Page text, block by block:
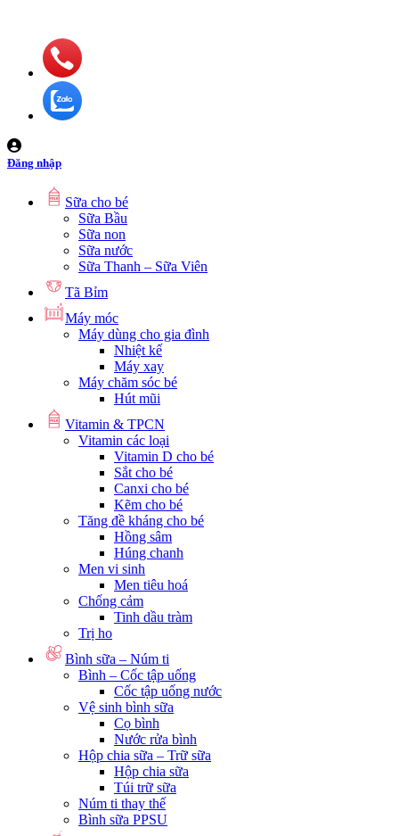
Đăng nhập
Sữa cho bé
Sữa Bầu
Sữa non
Sữa nước
Sữa Thanh – Sữa Viên
Tã Bỉm
Máy móc
Máy dùng cho gia đình
Nhiệt kế
Máy xay
Máy chăm sóc bé
Hút mũi
Vitamin & TPCN
Vitamin các loại
Vitamin D cho bé
Sắt cho bé
Canxi cho bé
Kẽm cho bé
Tăng đề kháng cho bé
Hồng sâm
Húng chanh
Men vi sinh
Men tiêu hoá
Chống cảm
Tinh dầu tràm
Trị ho
Bình sữa – Núm ti
Bình – Cốc tập uống
Cốc tập uống nước
Vệ sinh bình sữa
Cọ bình
Nước rửa bình
Hộp chia sữa – Trữ sữa
Hộp chia sữa
Túi trữ sữa
Núm ti thay thế
Bình sữa PPSU